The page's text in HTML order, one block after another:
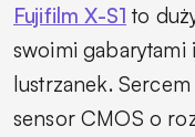
Fujifilm X-S1 to
swoimi gabarytami
lustrzanek.
sensor CMOS o